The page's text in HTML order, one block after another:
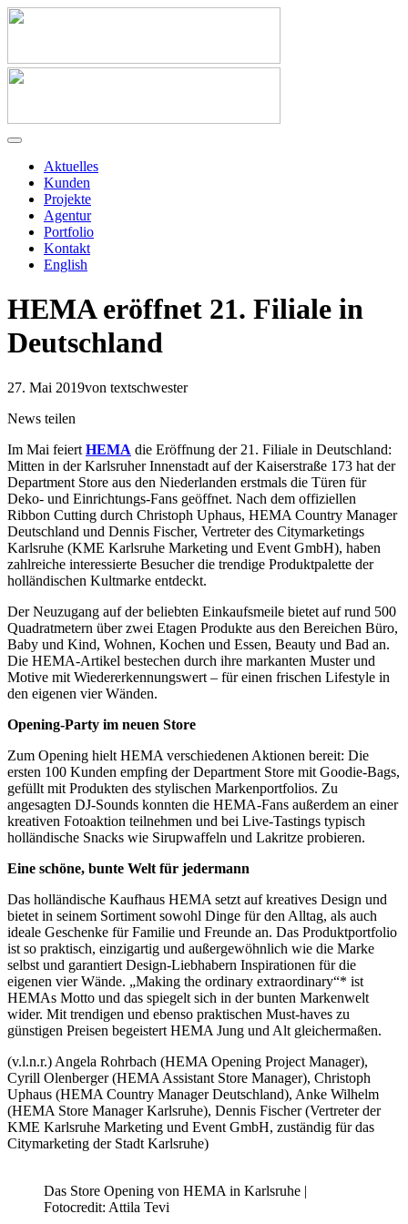
Aktuelles
Kunden
Projekte
Agentur
Portfolio
Kontakt
English
HEMA eröffnet 21. Filiale in
Deutschland
27. Mai 2019von textschwester
News teilen
Im Mai feiert HEMA die Eröffnung der 21. Filiale in Deutschland:
Mitten in der Karlsruher Innenstadt auf der Kaiserstraße 173 hat der
Department Store aus den Niederlanden erstmals die Türen für
Deko- und Einrichtungs-Fans geöffnet. Nach dem offiziellen
Ribbon Cutting durch Christoph Uphaus, HEMA Country Manager
Deutschland und Dennis Fischer, Vertreter des Citymarketings
Karlsruhe (KME Karlsruhe Marketing und Event GmbH), haben
zahlreiche interessierte Besucher die trendige Produktpalette der
holländischen Kultmarke entdeckt.
Der Neuzugang auf der beliebten Einkaufsmeile bietet auf rund 500
Quadratmetern über zwei Etagen Produkte aus den Bereichen Büro,
Baby und Kind, Wohnen, Kochen und Essen, Beauty und Bad an.
Die HEMA-Artikel bestechen durch ihre markanten Muster und
Motive mit Wiedererkennungswert – für einen frischen Lifestyle in
den eigenen vier Wänden.
Opening-Party im neuen Store
Zum Opening hielt HEMA verschiedenen Aktionen bereit: Die
ersten 100 Kunden empfing der Department Store mit Goodie-Bags,
gefüllt mit Produkten des stylischen Markenportfolios. Zu
angesagten DJ-Sounds konnten die HEMA-Fans außerdem an einer
kreativen Fotoaktion teilnehmen und bei Live-Tastings typisch
holländische Snacks wie Sirupwaffeln und Lakritze probieren.
Eine schöne, bunte Welt für jedermann
Das holländische Kaufhaus HEMA setzt auf kreatives Design und
bietet in seinem Sortiment sowohl Dinge für den Alltag, als auch
ideale Geschenke für Familie und Freunde an. Das Produktportfolio
ist so praktisch, einzigartig und außergewöhnlich wie die Marke
selbst und garantiert Design-Liebhabern Inspirationen für die
eigenen vier Wände. „Making the ordinary extraordinary“* ist
HEMAs Motto und das spiegelt sich in der bunten Markenwelt
wider. Mit trendigen und ebenso praktischen Must-haves zu
günstigen Preisen begeistert HEMA Jung und Alt gleichermaßen.
(v.l.n.r.) Angela Rohrbach (HEMA Opening Project Manager),
Cyrill Olenberger (HEMA Assistant Store Manager), Christoph
Uphaus (HEMA Country Manager Deutschland), Anke Wilhelm
(HEMA Store Manager Karlsruhe), Dennis Fischer (Vertreter der
KME Karlsruhe Marketing und Event GmbH, zuständig für das
Citymarketing der Stadt Karlsruhe)
Das Store Opening von HEMA in Karlsruhe |
Fotocredit: Attila Tevi